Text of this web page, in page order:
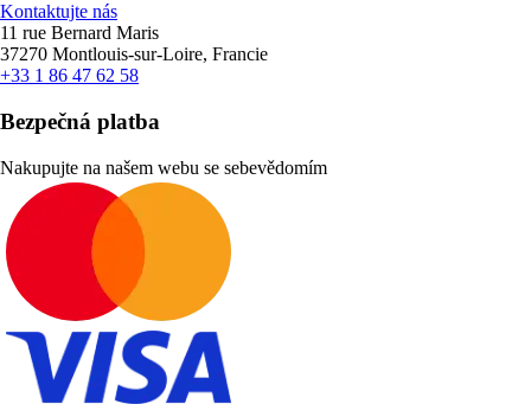
Kontaktujte nás
11 rue Bernard Maris
37270 Montlouis-sur-Loire, Francie
+33 1 86 47 62 58
Bezpečná platba
Nakupujte na našem webu se sebevědomím